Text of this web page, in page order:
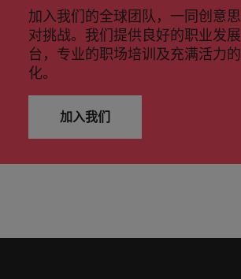
加入我们的全球团队，一同创意
对挑战。我们提供良好的职业发
台，专业的职场培训及充满活力
化。
加入我们